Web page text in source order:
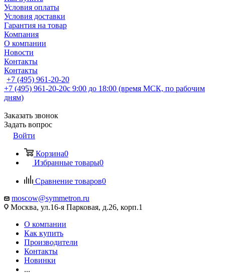
Условия оплаты
Условия доставки
Гарантия на товар
Компания
О компании
Новости
Контакты
Контакты
+7 (495) 961-20-20
+7 (495) 961-20-20с 9:00 до 18:00 (время МСК, по рабочим
дням)
Заказать звонок
Задать вопрос
Войти
Корзина0
Избранные товары0
Сравнение товаров0
moscow@symmetron.ru
Москва, ул.16-я Парковая, д.26, корп.1
О компании
Как купить
Производители
Контакты
Новинки
...